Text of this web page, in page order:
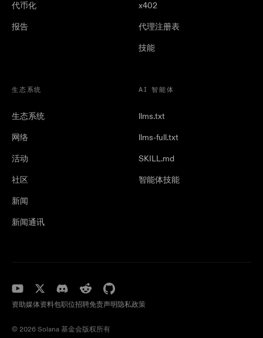
代币化
报告
x402
代理注册表
技能
生态系统
生态系统
网络
活动
社区
新闻
新闻通讯
AI 智能体
llms.txt
llms-full.txt
SKILL.md
智能体技能
资助媒体资料包职位招聘免责声明 隐私政策
©️ 2026 Solana 基金会版权所有